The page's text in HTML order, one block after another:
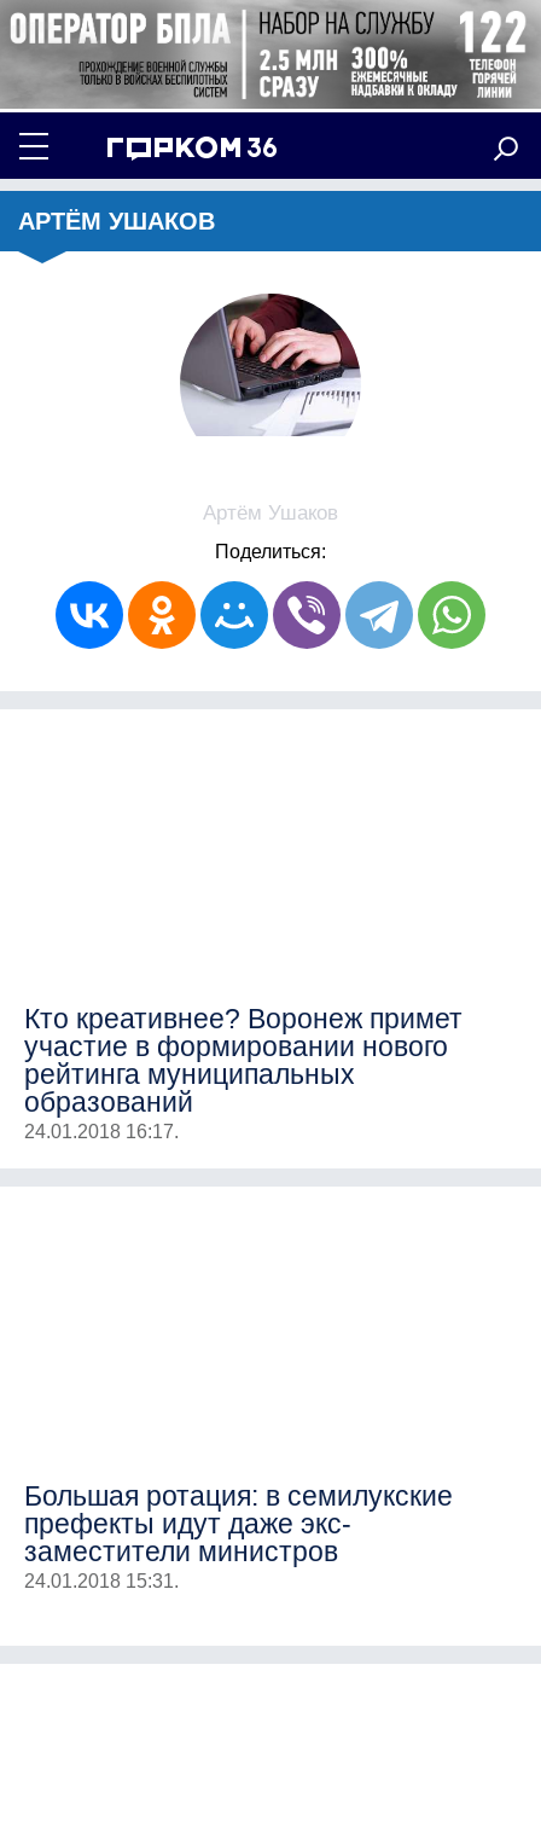
АРТЁМ УШАКОВ
Артём Ушаков
Поделиться:
Кто креативнее? Воронеж примет
участие в формировании нового
рейтинга муниципальных
образований
24.01.2018 16:17.
Большая ротация: в семилукские
префекты идут даже экс-
заместители министров
24.01.2018 15:31.